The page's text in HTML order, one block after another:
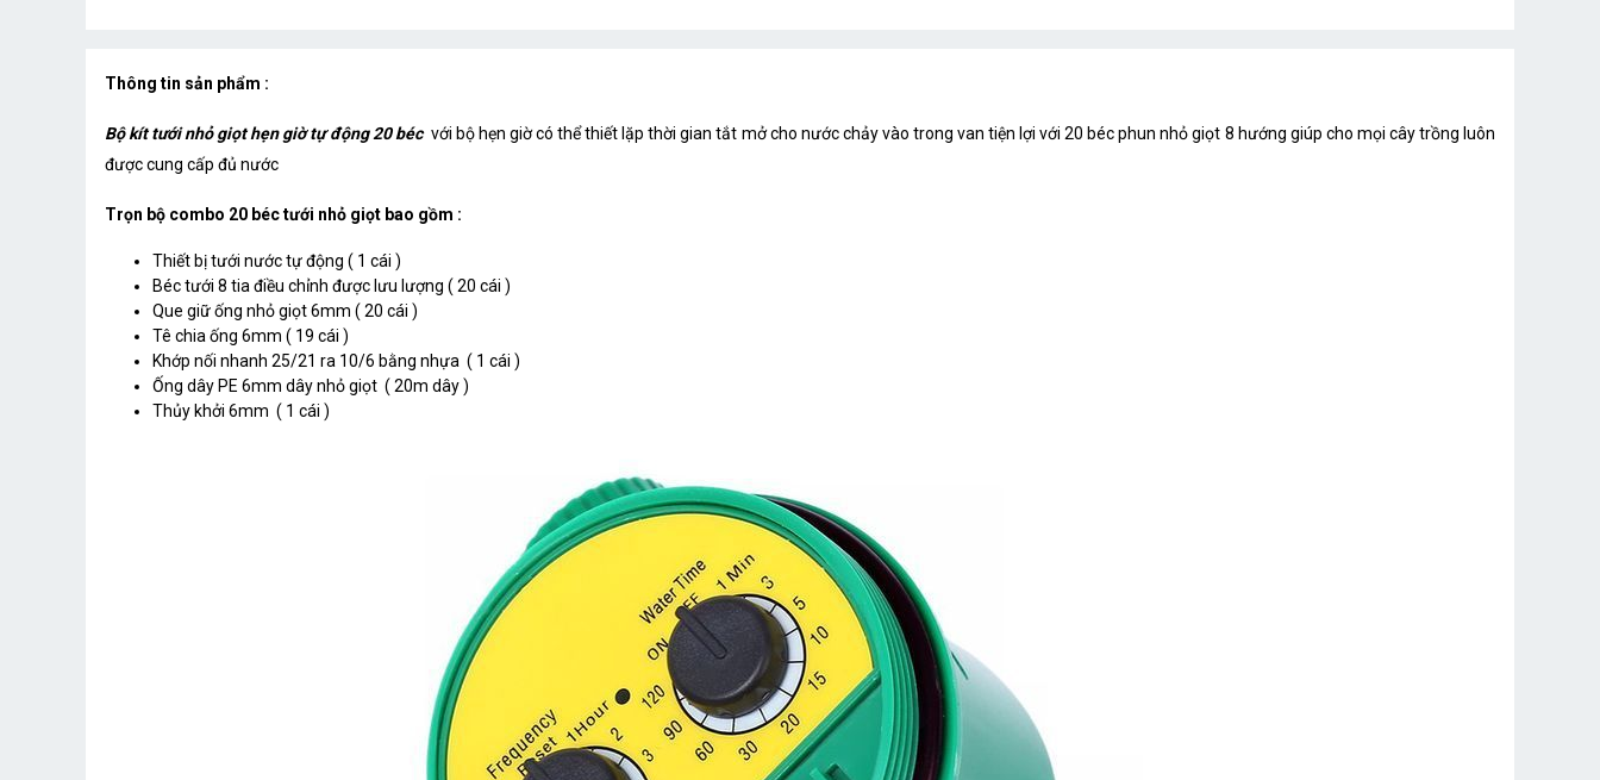
Thông tin sản phẩm :
Bộ kít tưới nhỏ giọt hẹn giờ tự động 20 béc với bộ hẹn giờ có thể thiết lặp thời gian tắt mở cho nước chảy vào trong van tiện lợi với 20 béc phun nhỏ giọt 8 hướng giúp cho mọi cây trồng luôn
được cung cấp đủ nước
Trọn bộ combo 20 béc tưới nhỏ giọt bao gồm :
Thiết bị tưới nước tự động ( 1 cái )
Béc tưới 8 tia điều chỉnh được lưu lượng ( 20 cái )
Que giữ ống nhỏ giọt 6mm ( 20 cái )
Tê chia ống 6mm ( 19 cái )
Khớp nối nhanh 25/21 ra 10/6 bằng nhựa ( 1 cái )
Ống dây PE 6mm dây nhỏ giọt ( 20m dây )
Thủy khởi 6mm ( 1 cái )